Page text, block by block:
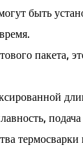
быть
пакета,